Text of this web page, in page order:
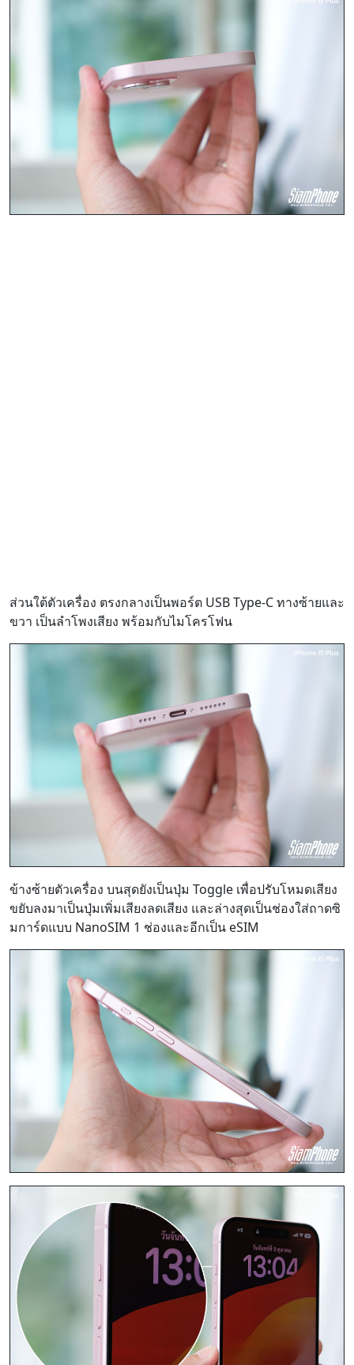
ส่วนใต้ตัวเครื่อง ตรงกลางเป็นพอร์ต USB Type-C ทางซ้ายและ
ขวา เป็นลำโพงเสียง พร้อมกับไมโครโฟน
ข้างซ้ายตัวเครื่อง บนสุดยังเป็นปุ่ม Toggle เพื่อปรับโหมดเสียง
ขยับลงมาเป็นปุ่มเพิ่มเสียงลดเสียง และล่างสุดเป็นช่องใส่ถาดซิ
มการ์ดแบบ NanoSIM 1 ช่องและอีกเป็น eSIM